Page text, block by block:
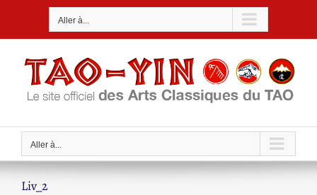
Aller à...
Aller à...
Liv_2